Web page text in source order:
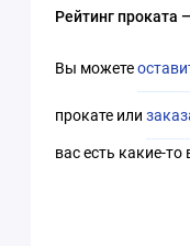
Рейтинг проката
Вы можете
прокате или
вас есть какие-